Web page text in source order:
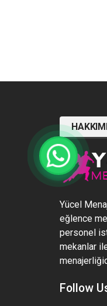
Yücel
eğlence
personel
mekanlar
Follow